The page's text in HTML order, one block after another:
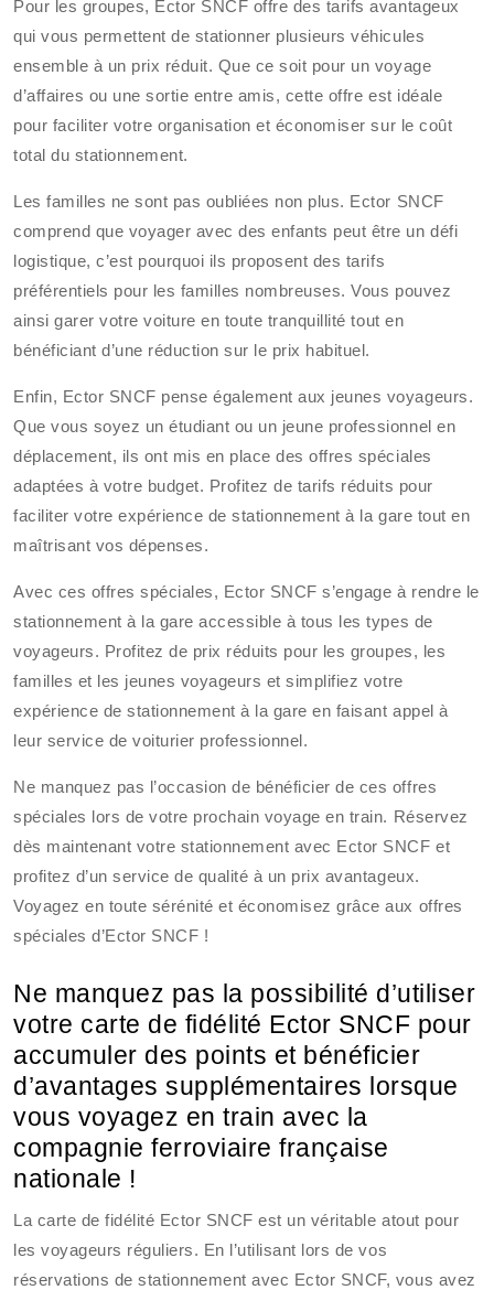
Pour les groupes, Ector SNCF offre des tarifs avantageux
qui vous permettent de stationner plusieurs véhicules
ensemble à un prix réduit. Que ce soit pour un voyage
d’affaires ou une sortie entre amis, cette offre est idéale
pour faciliter votre organisation et économiser sur le coût
total du stationnement.
Les familles ne sont pas oubliées non plus. Ector SNCF
comprend que voyager avec des enfants peut être un défi
logistique, c’est pourquoi ils proposent des tarifs
préférentiels pour les familles nombreuses. Vous pouvez
ainsi garer votre voiture en toute tranquillité tout en
bénéficiant d’une réduction sur le prix habituel.
Enfin, Ector SNCF pense également aux jeunes voyageurs.
Que vous soyez un étudiant ou un jeune professionnel en
déplacement, ils ont mis en place des offres spéciales
adaptées à votre budget. Profitez de tarifs réduits pour
faciliter votre expérience de stationnement à la gare tout en
maîtrisant vos dépenses.
Avec ces offres spéciales, Ector SNCF s’engage à rendre le
stationnement à la gare accessible à tous les types de
voyageurs. Profitez de prix réduits pour les groupes, les
familles et les jeunes voyageurs et simplifiez votre
expérience de stationnement à la gare en faisant appel à
leur service de voiturier professionnel.
Ne manquez pas l’occasion de bénéficier de ces offres
spéciales lors de votre prochain voyage en train. Réservez
dès maintenant votre stationnement avec Ector SNCF et
profitez d’un service de qualité à un prix avantageux.
Voyagez en toute sérénité et économisez grâce aux offres
spéciales d’Ector SNCF !
Ne manquez pas la possibilité d’utiliser
votre carte de fidélité Ector SNCF pour
accumuler des points et bénéficier
d’avantages supplémentaires lorsque
vous voyagez en train avec la
compagnie ferroviaire française
nationale !
La carte de fidélité Ector SNCF est un véritable atout pour
les voyageurs réguliers. En l’utilisant lors de vos
réservations de stationnement avec Ector SNCF, vous avez